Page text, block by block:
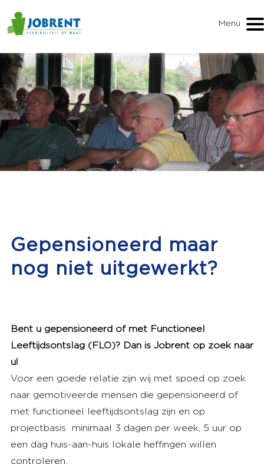
Menu
Gepensioneerd maar
nog niet uitgewerkt?
Bent u gepensioneerd of met Functioneel
Leeftijdsontslag (FLO)? Dan is Jobrent op zoek naar
u!
Voor een goede relatie zijn wij met spoed op zoek
naar gemotiveerde mensen die gepensioneerd of
met functioneel leeftijdsontslag zijn en op
projectbasis minimaal 3 dagen per week, 5 uur op
een dag huis-aan-huis lokale heffingen willen
controleren.